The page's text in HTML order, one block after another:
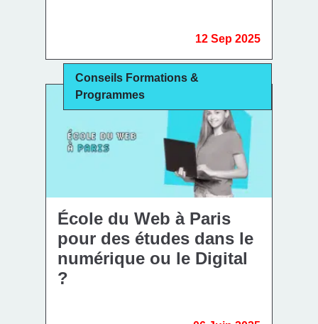
12 Sep 2025
Conseils Formations &
Programmes
École du Web à Paris
pour des études dans le
numérique ou le Digital
?